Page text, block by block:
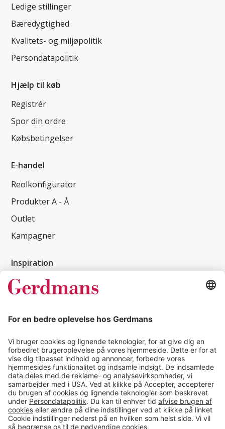
Ledige stillinger
Bæredygtighed
Kvalitets- og miljøpolitik
Persondatapolitik
Hjælp til køb
Registrér
Spor din ordre
Købsbetingelser
E-handel
Reolkonfigurator
Produkter A - Å
Outlet
Kampagner
Inspiration
Kundereferencer
Tips & guides
Kontakt
salg@gerdmans.dk
49 18 07 07
Salgsafdeling åbningstider
08.00-16.00